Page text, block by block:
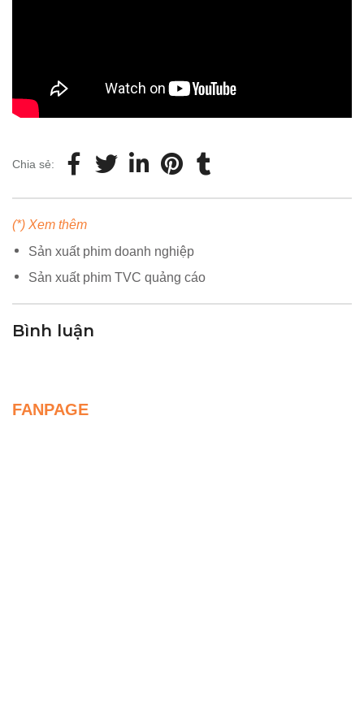
Chia sẻ:
(*) Xem thêm
Sản xuất phim doanh nghiệp
Sản xuất phim TVC quảng cáo
Bình luận
FANPAGE